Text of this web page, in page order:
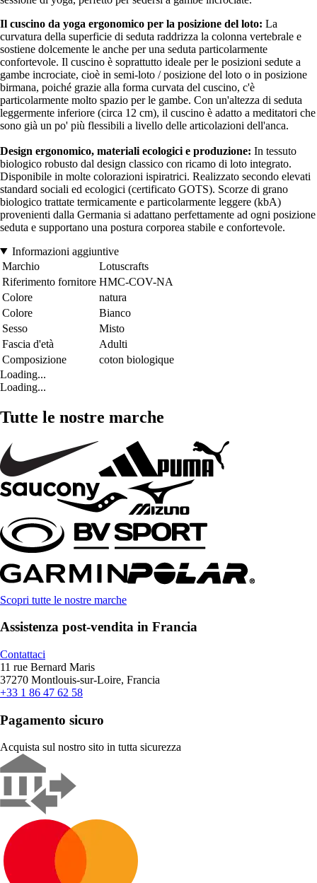
Il cuscino da yoga ergonomico per la posizione del loto: La
curvatura della superficie di seduta raddrizza la colonna vertebrale e
sostiene dolcemente le anche per una seduta particolarmente
confortevole. Il cuscino è soprattutto ideale per le posizioni sedute a
gambe incrociate, cioè in semi-loto / posizione del loto o in posizione
birmana, poiché grazie alla forma curvata del cuscino, c'è
particolarmente molto spazio per le gambe. Con un'altezza di seduta
leggermente inferiore (circa 12 cm), il cuscino è adatto a meditatori che
sono già un po' più flessibili a livello delle articolazioni dell'anca.
Design ergonomico, materiali ecologici e produzione: In tessuto
biologico robusto dal design classico con ricamo di loto integrato.
Disponibile in molte colorazioni ispiratrici. Realizzato secondo elevati
standard sociali ed ecologici (certificato GOTS). Scorze di grano
biologico trattate termicamente e particolarmente leggere (kbA)
provenienti dalla Germania si adattano perfettamente ad ogni posizione
seduta e supportano una postura corporea stabile e confortevole.
Informazioni aggiuntive
Marchio
Lotuscrafts
Riferimento fornitore HMC-COV-NA
Colore
natura
Colore
Bianco
Sesso
Misto
Fascia d'età
Adulti
Composizione
coton biologique
Loading...
Loading...
Tutte le nostre marche
Scopri tutte le nostre marche
Assistenza post-vendita in Francia
Contattaci
11 rue Bernard Maris
37270 Montlouis-sur-Loire, Francia
+33 1 86 47 62 58
Pagamento sicuro
Acquista sul nostro sito in tutta sicurezza